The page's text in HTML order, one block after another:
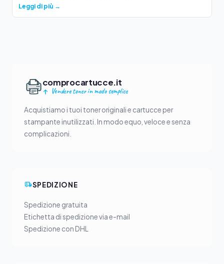
Leggi di più →
comprocartucce.it
Vendere toner in modo semplice
Acquistiamo i tuoi toner originali e cartucce per
stampante inutilizzati. In modo equo, veloce e senza
complicazioni.
SPEDIZIONE
Spedizione gratuita
Etichetta di spedizione via e-mail
Spedizione con DHL